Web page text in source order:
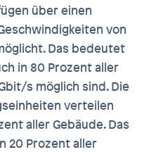
über einen
von
Das bedeutet
in 80 Prozent aller
s möglich sind. Die
verteilen
aller Gebäude. Das
20 Prozent aller